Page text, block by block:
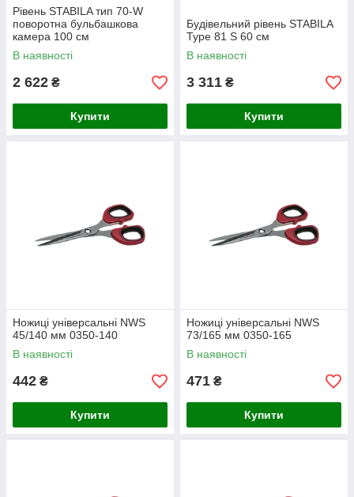
Рівень STABILA тип 70-W
поворотна бульбашкова
камера 100 см
В наявності
2 622 ₴
Купити
Будівельний рівень STABILA
Type 81 S 60 см
В наявності
3 311 ₴
Купити
Ножиці універсальні NWS
45/140 мм 0350-140
В наявності
442 ₴
Купити
Ножиці універсальні NWS
73/165 мм 0350-165
В наявності
471 ₴
Купити